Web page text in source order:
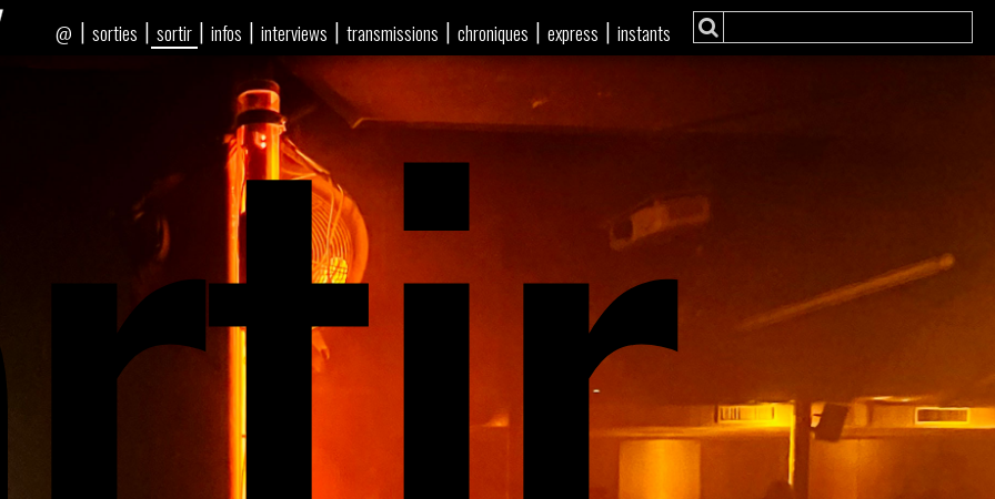
| sorties | sortir | infos | interviews | transmissions | chroniques | express | instants
@